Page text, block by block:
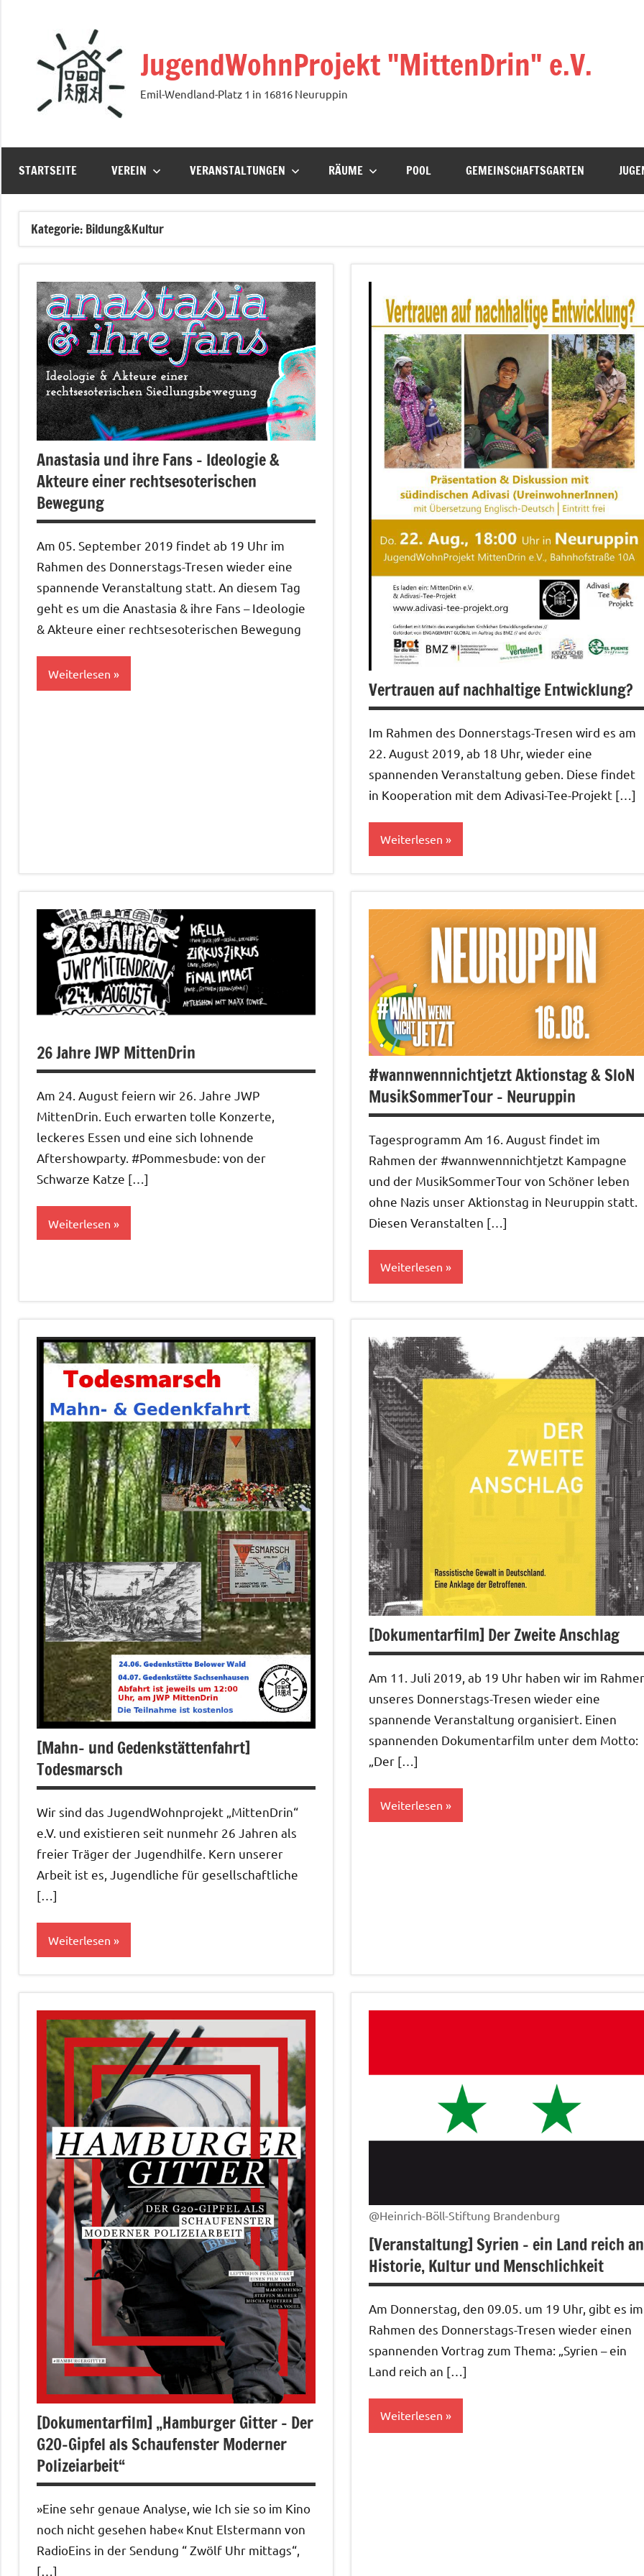
JugendWohnProjekt "MittenDrin" e.V.
Emil-Wendland-Platz 1 in 16816 Neuruppin
STARTSEITE VEREIN VERANSTALTUNGEN RÄUME POOL GEMEINSCHAFTSGARTEN
Kategorie: Bildung&Kultur
Anastasia und ihre Fans – Ideologie &
Akteure einer rechtsesoterischen
Bewegung
Am 05. September 2019 findet ab 19 Uhr im
Rahmen des Donnerstags-Tresen wieder eine
spannende Veranstaltung statt. An diesem Tag
geht es um die Anastasia & ihre Fans – Ideologie
& Akteure einer rechtsesoterischen Bewegung
Weiterlesen
Vertrauen auf nachhaltige Entwicklung?
Im Rahmen des Donnerstags-Tresen wird es am
22. August 2019, ab 18 Uhr, wieder eine
spannenden Veranstaltung geben. Diese findet
in Kooperation mit dem Adivasi-Tee-Projekt […]
Weiterlesen
26 Jahre JWP MittenDrin
Am 24. August feiern wir 26. Jahre JWP
MittenDrin. Euch erwarten tolle Konzerte,
leckeres Essen und eine sich lohnende
Aftershowparty. #Pommesbude: von der
Schwarze Katze […]
Weiterlesen
Bildung&Kultur
#wannwennnichtjetzt Aktionstag & SloN
MusikSommerTour – Neuruppin
Tagesprogramm Am 16. August findet im
Rahmen der #wannwennnichtjetzt Kampagne
und der MusikSommerTour von Schöner leben
ohne Nazis unser Aktionstag in Neuruppin statt.
Diesen Veranstalten […]
Weiterlesen
Bildung&Kultur
[Mahn- und Gedenkstättenfahrt]
Todesmarsch
Wir sind das JugendWohnprojekt „MittenDrin“
e.V. und existieren seit nunmehr 26 Jahren als
freier Träger der Jugendhilfe. Kern unserer
Arbeit ist es, Jugendliche für gesellschaftliche
[…]
Weiterlesen
Bildung&Kultur
[Dokumentarfilm] Der Zweite Anschlag
Am 11. Juli 2019, ab 19 Uhr haben wir im
unseres Donnerstags-Tresen wieder eine
spannende Veranstaltung organisiert. Einen
spannenden Dokumentarfilm unter dem Motto:
„Der […]
Weiterlesen
[Dokumentarfilm] „Hamburger Gitter – Der
G20-Gipfel als Schaufenster Moderner
Polizeiarbeit“
»Eine sehr genaue Analyse, wie Ich sie so im Kino
noch nicht gesehen habe« Knut Elstermann von
RadioEins in der Sendung “ Zwölf Uhr mittags“,
[…]
@Heinrich-Böll-Stiftung Brandenburg
[Veranstaltung] Syrien – ein Land reich an
Historie, Kultur und Menschlichkeit
Am Donnerstag, den 09.05. um 19 Uhr, gibt es im
Rahmen des Donnerstags-Tresen wieder einen
spannenden Vortrag zum Thema: „Syrien – ein
Land reich an […]
Weiterlesen